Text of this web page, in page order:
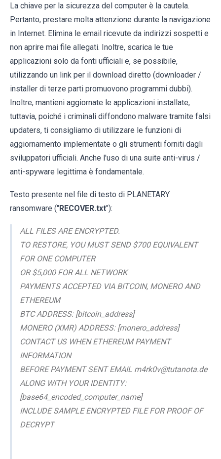
La chiave per la sicurezza del computer è la cautela.
Pertanto, prestare molta attenzione durante la navigazione
in Internet. Elimina le email ricevute da indirizzi sospetti e
non aprire mai file allegati. Inoltre, scarica le tue
applicazioni solo da fonti ufficiali e, se possibile,
utilizzando un link per il download diretto (downloader /
installer di terze parti promuovono programmi dubbi).
Inoltre, mantieni aggiornate le applicazioni installate,
tuttavia, poiché i criminali diffondono malware tramite falsi
updaters, ti consigliamo di utilizzare le funzioni di
aggiornamento implementate o gli strumenti forniti dagli
sviluppatori ufficiali. Anche l'uso di una suite anti-virus /
anti-spyware legittima è fondamentale.
Testo presente nel file di testo di PLANETARY
ransomware ("RECOVER.txt"):
ALL FILES ARE ENCRYPTED.
TO RESTORE, YOU MUST SEND $700 EQUIVALENT
FOR ONE COMPUTER
OR $5,000 FOR ALL NETWORK
PAYMENTS ACCEPTED VIA BITCOIN, MONERO AND
ETHEREUM
BTC ADDRESS: [bitcoin_address]
MONERO (XMR) ADDRESS: [monero_address]
CONTACT US WHEN ETHEREUM PAYMENT
INFORMATION
BEFORE PAYMENT SENT EMAIL m4rk0v@tutanota.de
ALONG WITH YOUR IDENTITY:
[base64_encoded_computer_name]
INCLUDE SAMPLE ENCRYPTED FILE FOR PROOF OF
DECRYPT